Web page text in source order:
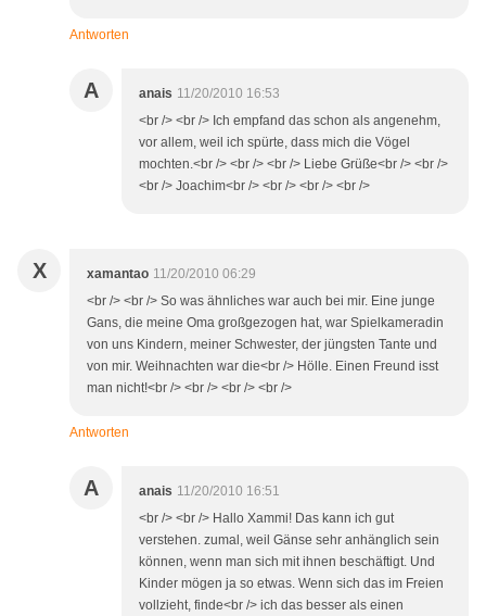
Antworten
A anais 11/20/2010 16:53
<br /> <br /> Ich empfand das schon als angenehm,
vor allem, weil ich spürte, dass mich die Vögel
mochten.<br /> <br /> <br /> Liebe Grüße<br /> <br />
<br /> Joachim<br /> <br /> <br /> <br />
X xamantao 11/20/2010 06:29
<br /> <br /> So was ähnliches war auch bei mir. Eine junge
Gans, die meine Oma großgezogen hat, war Spielkameradin
von uns Kindern, meiner Schwester, der jüngsten Tante und
von mir. Weihnachten war die<br /> Hölle. Einen Freund isst
man nicht!<br /> <br /> <br /> <br />
Antworten
A anais 11/20/2010 16:51
<br /> <br /> Hallo Xammi! Das kann ich gut
verstehen. zumal, weil Gänse sehr anhänglich sein
können, wenn man sich mit ihnen beschäftigt. Und
Kinder mögen ja so etwas. Wenn sich das im Freien
vollzieht, finde<br /> ich das besser als einen